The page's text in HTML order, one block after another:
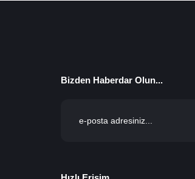
Bizden Haberdar Olun...